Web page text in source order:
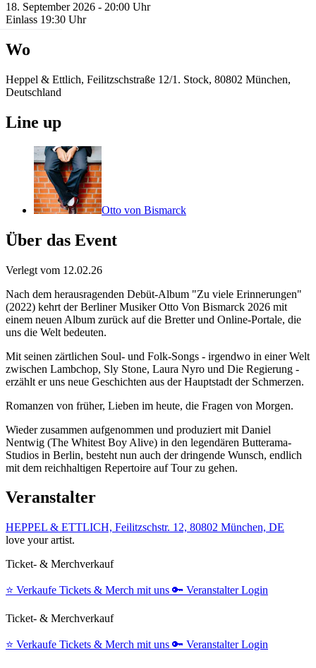
18. September 2026 - 20:00 Uhr
Einlass 19:30 Uhr
Wo
Heppel & Ettlich, Feilitzschstraße 12/1. Stock, 80802 München,
Deutschland
Line up
Otto von Bismarck
Über das Event
Verlegt vom 12.02.26
Nach dem herausragenden Debüt-Album "Zu viele Erinnerungen"
(2022) kehrt der Berliner Musiker Otto Von Bismarck 2026 mit
einem neuen Album zurück auf die Bretter und Online-Portale, die
uns die Welt bedeuten.
Mit seinen zärtlichen Soul- und Folk-Songs - irgendwo in einer Welt
zwischen Lambchop, Sly Stone, Laura Nyro und Die Regierung -
erzählt er uns neue Geschichten aus der Hauptstadt der Schmerzen.
Romanzen von früher, Lieben im heute, die Fragen von Morgen.
Wieder zusammen aufgenommen und produziert mit Daniel
Nentwig (The Whitest Boy Alive) in den legendären Butterama-
Studios in Berlin, besteht nun auch der dringende Wunsch, endlich
mit dem reichhaltigen Repertoire auf Tour zu gehen.
Veranstalter
HEPPEL & ETTLICH, Feilitzschstr. 12, 80802 München, DE
love your artist.
Ticket- & Merchverkauf
⭐️ Verkaufe Tickets & Merch mit uns 🔑 Veranstalter Login
Ticket- & Merchverkauf
⭐️ Verkaufe Tickets & Merch mit uns 🔑 Veranstalter Login